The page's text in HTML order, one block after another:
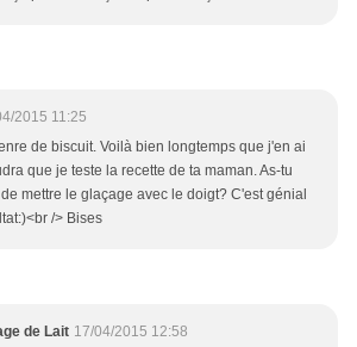
2015 11:25
de biscuit. Voilà bien longtemps que j'en ai
que je teste la recette de ta maman. As-tu
mettre le glaçage avec le doigt? C'est génial
/> Bises
de Lait 17/04/2015 12:58